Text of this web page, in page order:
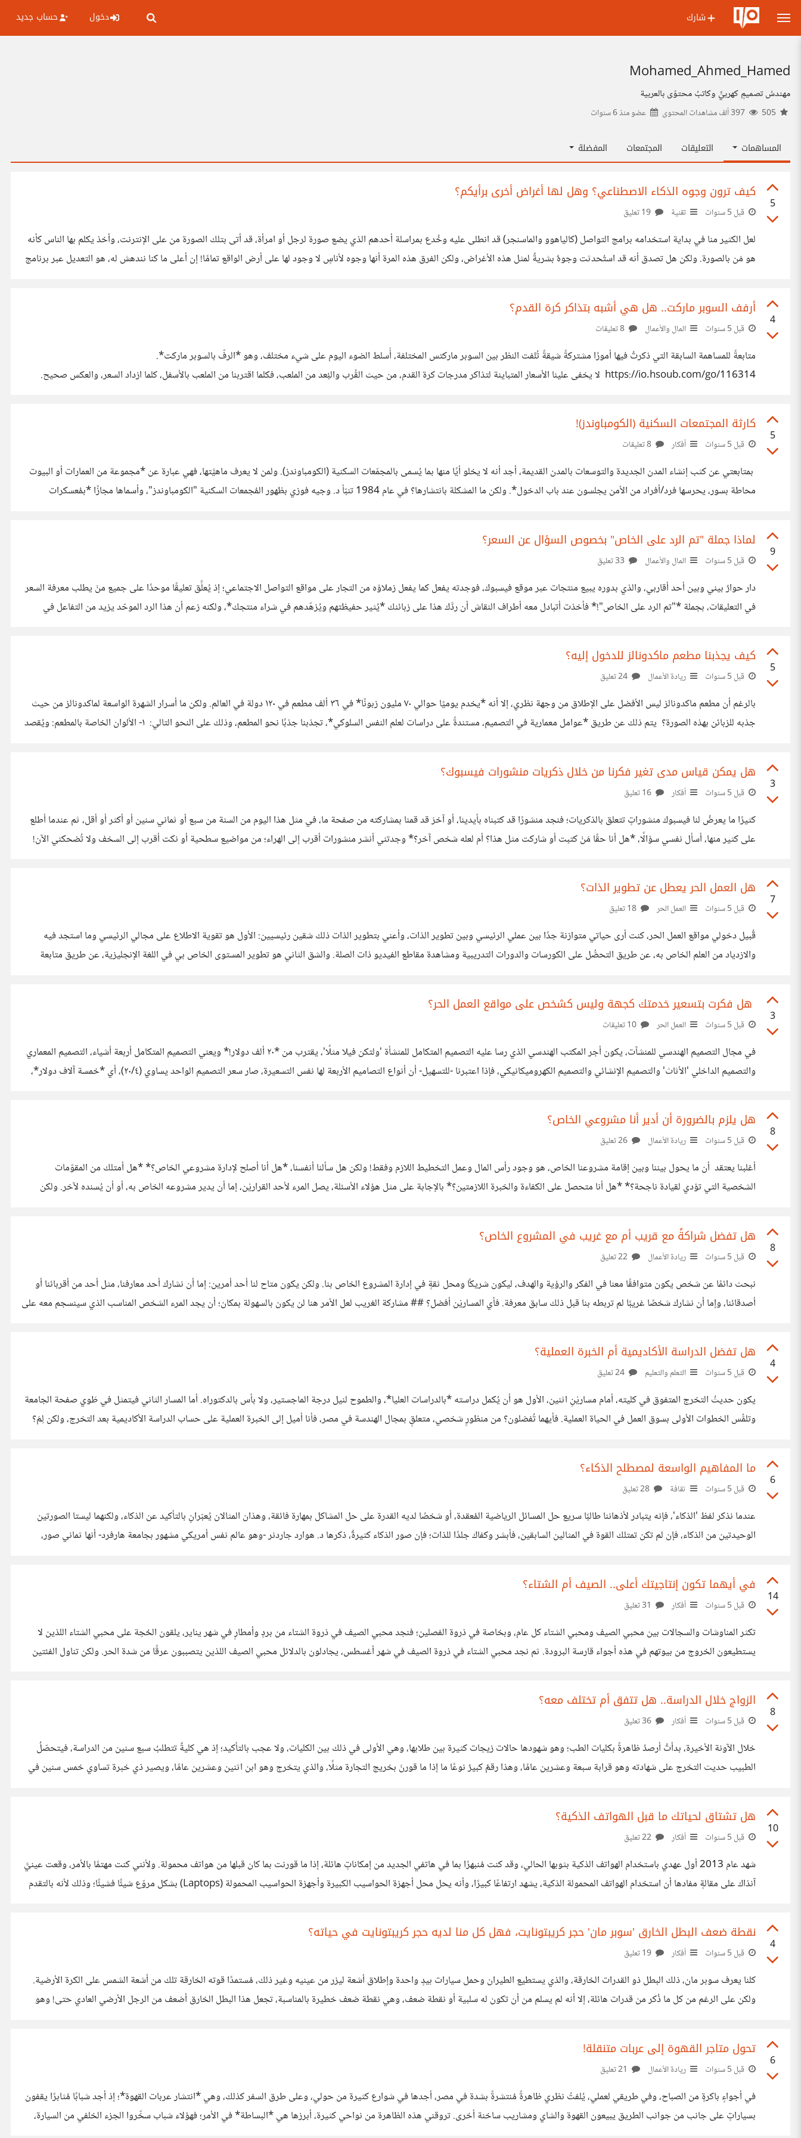
شارك دخول حساب جديد
Mohamed_Ahmed_Hamed
مهندسُ تصميمٍ كهربيٍّ وكاتبُ محتوًى بالعربية
عضو منذ6 سنوات
المساهمات التعليقات المجتمعات المفضلة
5
كيف ترون وجوه الذكاء الاصطناعي؟ وهل لها أغراض أخرى برأيكم؟
قبل 5 سنوات تقنية
لعل الكثير منا في بداية استخدامه برامج التواصل (كالياهوو والماسنجر) قد انطلى عليه وخُدع بمراسلة أحدهم الذي يضع صورة لرجل أو امرأة، قد أتى بتلك الصورة من على الإنترنت، وأخذ يكلم بها الناس كأنه
هو مَن بالصورة. ولكن هل تصدق أنه قد استُحدثت وجوهٌ بشريةٌ لمثل هذه الأغراض، ولكن الفرق هذه المرة أنها وجوه لأناسٍ لا وجود لها على أرض الواقع تمامًا! إن أعلى ما كنا نندهش له، هو التعديل عبر برنامج
4
أرفف السوبر ماركت.. هل هي أشبه بتذاكر كرة القدم؟
قبل 5 سنوات المال والأعمال
متابعةً للمساهمة السابقة التي ذكرتُ فيها أمورًا مشتركةً شيقةً تُلفت النظر بين السوبر ماركتس المختلفة، أُسلط الضوء اليوم على شيء مختلف، وهو *الرفّ بالسوبر ماركت*.
https://io.hsoub.com/go/116314 لا يخفى علينا الأسعار المتباينة لتذاكر مدرجات كرة القدم، من حيث القُرب والبُعد من الملعب، فكلما اقتربنا من الملعب بالأسفل، كلما ازداد السعر، والعكس صحيح.
5
كارثة المجتمعات السكنية (الكومباوندز)!
قبل 5 سنوات أفكار
بمتابعتي عن كثب إنشاء المدن الجديدة والتوسعات بالمدن القديمة، أجد أنه لا يخلو أيًا منها بما يُسمى بالمجمّعات السكنية (الكومباوندز). ولمن لا يعرف ماهيَّتها، فهي عبارة عن *مجموعة من العمارات أو البيوت
محاطة بسور، يحرسها فرد/أفراد من الأمن يجلسون عند باب الدخول*. ولكن ما المشكلة بانتشارها؟ في عام 1984 تنبّأ د. وجيه فوزي بظهور المُجمعات السكنية "الكومباوندز"، وأسماها مجازًا *بمُعسكرات
9
لماذا جملة "تم الرد على الخاص" بخصوص السؤال عن السعر؟
قبل 5 سنوات المال والأعمال
دار حوارٌ بيني وبين أحد أقاربي، والذي بدوره يبيع منتجات عبر موقع فيسبوك، فوجدته يفعل كما يفعل زملاؤه من التجار على مواقع التواصل الاجتماعي؛ إذ يُعلِّق تعليقًا موحدًا على جميع منْ يطلب معرفة السعر
في التعليقات، بجملة *"تم الرد على الخاص"!* فأخذت أتبادل معه أطراف النقاش أن ردَّك هذا على زبائنك *يُثير حفيظتهم ويُزهّدهم في شراء منتجك*، ولكنه زعم أن هذا الرد الموحّد يزيد من التفاعل في
5
كيف يجذبنا مطعم ماكدونالز للدخول إليه؟
قبل 5 سنوات ريادة الأعمال
بالرغم أن مطعم ماكدونالز ليس الأفضل على الإطلاق من وجهة نظري، إلا أنه *يخدم يوميًا حوالي ٧٠ مليون زبونًا* في ٣٦ ألف مطعم في ١٢٠ دولة في العالم. ولكن ما أسرار الشهرة الواسعة لماكدونالز من حيث
جذبه للزبائن بهذه الصورة؟ يتم ذلك عن طريق *عوامل معمارية في التصميم، مستندةً على دراسات لعلم النفس السلوكي*، تجذبنا جذبًا نحو المطعم، وذلك على النحو التالي: ١- الألوان الخاصة بالمطعم: ويُقصد
3
هل يمكن قياس مدى تغير فكرنا من خلال ذكريات منشورات فيسبوك؟
قبل 5 سنوات أفكار
كثيرًا ما يعرضُ لنا فيسبوك منشوراتٍ تتعلق بالذكريات؛ فنجد منشورًا قد كتبناه بأيدينا، أو آخرَ قد قمنا بمشاركته من صفحة ما، في مثل هذا اليوم من السنة من سبع أو ثماني سنين أو أكثر أو أقل، ثم عندما أطلع
على كثير منها، أسأل نفسي سؤالًا، *هل أنا حقًا مَنْ كتبت أو شاركت مثل هذا؟ أم لعله شخص آخر؟* وجدتني أنشر منشورات أقرب إلى الهراء؛ من مواضيع سطحية أو نكت أقرب إلى السخف ولا تُضحكني الآن!
7
هل العمل الحر يعطل عن تطوير الذات؟
قبل 5 سنوات العمل الحر
قُبيل دخولي مواقع العمل الحر، كنت أرى حياتي متوازنة جدًا بين عملي الرئيسي وبين تطوير الذات، وأعني بتطوير الذات ذلك شقين رئيسيين: الأول هو تقوية الاطلاع على مجالي الرئيسي وما استجد فيه
والازدياد من العلم الخاص به، عن طريق التحصُّل على الكورسات والدورات التدريبية ومشاهدة مقاطع الفيديو ذات الصلة. والشق الثاني هو تطوير المستوى الخاص بي في اللغة الإنجليزية، عن طريق متابعة
3
هل فكرت بتسعير خدمتك كجهة وليس كشخص على مواقع العمل الحر؟
قبل 5 سنوات العمل الحر
في مجال التصميم الهندسي للمنشآت، يكون أجر المكتب الهندسي الذي رسا عليه التصميم المتكامل للمنشأة 'ولتكن فيلا مثلًا'، يقترب من *٢٠ ألف دولار!* ويعني التصميم المتكامل أربعة أشياء، التصميم المعماري
والتصميم الداخلي 'الأثاث' والتصميم الإنشائي والتصميم الكهروميكانيكي، فإذا اعتبرنا -للتسهيل- أن أنواع التصاميم الأربعة لها نفس التسعيرة، صار سعر التصميم الواحد يساوي (٢٠/٤)، أي *خمسة آلاف دولار*،
8
هل يلزم بالضرورة أن أدير أنا مشروعي الخاص؟
قبل 5 سنوات ريادة الأعمال
أغلبنا يعتقد أن ما يحول بيننا وبين إقامة مشروعنا الخاص، هو وجود رأس المال وعمل التخطيط اللازم وفقط! ولكن هل سألنا أنفسنا، *هل أنا أصلح لإدارة مشروعي الخاص؟* *هل أمتلك من المقوّمات
الشخصية التي تؤدي لقيادة ناجحة؟* *هل أنا متحصل على الكفاءة والخبرة اللازمتين؟* بالإجابة على مثل هؤلاء الأسئلة، يصل المرء لأحد القراريْن، إما أن يدير مشروعه الخاص به، أو أن يُسنده لآخر. ولكن
8
هل تفضل شراكةً مع قريب أم مع غريب في المشروع الخاص؟
قبل 5 سنوات ريادة الأعمال
نبحث دائمًا عن شخص يكون متوافقًا معنا في الفكر والرؤية والهدف، ليكون شريكًا ومحل ثقةٍ في إدارة المشروع الخاص بنا. ولكن يكون متاح لنا أحد أمرين: إما أن نشارك أحد معارفنا، مثل أحد من أقربائنا أو
أصدقائنا، وإما أن نشارك شخصًا غريبًا لم تربطه بنا قبل ذلك سابق معرفة. فأي المساريْن أفضل؟ ## مشاركة الغريب لعل الأمر هنا لن يكون بالسهولة بمكان؛ أن يجد المرء الشخص المناسب الذي سينسجم معه على
4
هل تفضل الدراسة الأكاديمية أم الخبرة العملية؟
قبل 5 سنوات التعلم والتعليم
يكون حديثُ التخرج المتفوق في كليته، أمام مساريْنِ اثنين، الأول هو أن يُكمل دراسته *بالدراسات العليا*، والطموح لنيل درجة الماجستير، ولا بأس بالدكتوراه. أما المسار الثاني فيتمثل في طَوي صفحة الجامعة
وتلمُّس الخطوات الأولى بسوق العمل في الحياة العملية. فأيهما تُفضلون؟ من منظورٍ شخصي، متعلقٍ بمجال الهندسة في مصر، فأنا أميل إلى الخبرة العملية على حساب الدراسة الأكاديمية بعد التخرج، ولكن لِمَ؟
6
ما المفاهيم الواسعة لمصطلح الذكاء؟
قبل 5 سنوات ثقافة
عندما نذكر لفظ 'الذكاء'، فإنه يتبادر لأذهاننا طالبًا سريع حل المسائل الرياضية المُعقدة، أو شخصًا لديه القدرة على حل المشاكل بمهارة فائقة، وهذان المثالان يُعبّرانِ بالتأكيد عن الذكاء، ولكنهما ليستا الصورتين
الوحيدتين من الذكاء، فإن لم تكن تمتلك القوة في المثالين السابقين، فأبشر وكفاك جلدًا للذات؛ فإن صور الذكاء كثيرةٌ، ذكرها د. هوارد جاردنر -وهو عالم نفس أمريكي مشهور بجامعة هارفرد- أنها ثماني صور،
14
في أيهما تكون إنتاجيتك أعلى.. الصيف أم الشتاء؟
قبل 5 سنوات أفكار
تكثر المناوشات والسجالات بين محبي الصيف ومحبي الشتاء كل عام، وبخاصة في ذروة الفصلين؛ فنجد محبي الصيف في ذروة الشتاء من بردٍ وأمطارٍ في شهر يناير، يلقون الحُجة على محبي الشتاء اللذين لا
يستطيعون الخروج من بيوتهم في هذه أجواء قارسة البرودة. ثم نجد محبي الشتاء في ذروة الصيف في شهر أغسطس، يجادلون بالدلائل محبي الصيف اللذين يتصببون عرقًا من شدة الحر. ولكن تناول الفئتين
8
الزواج خلال الدراسة.. هل تتفق أم تختلف معه؟
قبل 5 سنوات أفكار
خلال الآونة الأخيرة، بدأتُ أرصدُ ظاهرةً بكليات الطب؛ وهو شهودها حالات زيجات كثيرة بين طلابها، وهي الأولى في ذلك بين الكليات، ولا عجب بالتأكيد؛ إذ هي كليةٌ تتطلبُ سبع سنين من الدراسة، فيتحصّلُ
الطبيب حديث التخرج على شهادته وهو قرابة سبعة وعشرين عامًا، وهذا رقمٌ كبيرٌ نوعًا ما إذا ما قورنَ بخريج التجارة مثلًا، والذي يتخرج وهو ابن اثنين وعشرين عامًا، ويصير ذي خبرة تساوي خمس سنين في
10
هل تشتاق لحياتك ما قبل الهواتف الذكية؟
قبل 5 سنوات أفكار
شهد عام 2013 أول عهدي باستخدام الهواتف الذكية بثوبها الحالي، وقد كنت مُنبهرًا بما في هاتفي الجديد من إمكاناتٍ هائلة، إذا ما قورنت بما كان قبلها من هواتف محمولة. ولأنني كنت مهتمًا بالأمر، وقعت عينيَّ
آنذاك على مقالةٍ مفادها أن استخدام الهواتف المحمولة الذكية، يشهد ارتفاعًا كبيرًا، وأنه يحل محل أجهزة الحواسيب الكبيرة وأجهزة الحواسيب المحمولة (Laptops) بشكل مروّع شيئًا فشيئًا؛ وذلك لأنه بالتقدم
4
نقطة ضعف البطل الخارق 'سوبر مان' حجر كريبتونايت، فهل كل منا لديه حجر كريبتونايت في حياته؟
قبل 5 سنوات أفكار
كلنا يعرف سوبر مان، ذلك البطل ذو القدرات الخارقة، والذي يستطيع الطيران وحمل سيارات بيدٍ واحدة وإطلاق أشعة ليزر من عينيه وغير ذلك، مُستمدًا قوته الخارقة تلك من أشعة الشمس على الكرة الأرضية.
ولكن على الرغم من كل ما ذُكر من قدرات هائلة، إلا أنه لم يسلم من أن تكون له سلبية أو نقطة ضعف، وهي نقطة ضعف خطيرة بالمناسبة، تجعل هذا البطل الخارق أضعف من الرجل الأرضي العادي حتى! وهو
6
تحول متاجر القهوة إلى عربات متنقلة!
قبل 5 سنوات ريادة الأعمال
في أجواءٍ باكرةٍ من الصباح، وفي طريقي لعملي، يُلفتُ نظري ظاهرةً مُنتشرةً بشدة في مصر، أجدها في شوارع كثيرة من حولي، وعلى طرق السفر كذلك، وهي *انتشار عربات القهوة*؛ إذ أجد شبابًا مُثابرًا يقفون
بسياراتٍ على جانب من جوانب الطريق يبيعون القهوة والشاي ومشاريب ساخنة أخرى. تروقني هذه الظاهرة من نواحي كثيرة، أبرزها هي *البساطة* في الأمر؛ فهؤلاء شباب سخّروا الجزء الخلفي من السيارة،